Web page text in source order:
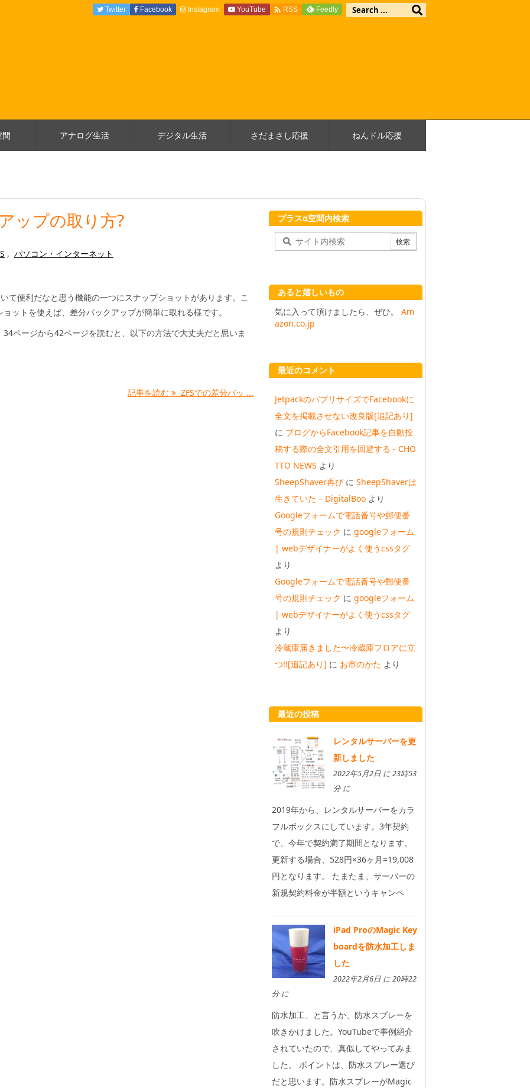
アナログ生活 デジタル生活 さだまさし応援 ねんドル応援
Twitter Facebook Instagram YouTube  RSS Feedly
ップの取り方?
, パソコン・インターネット
て便利だなと思う機能の一つにスナップショットがあります。こ
ットを使えば、差分バックアップが簡単に取れる様です。
34ページから42ページを読むと、以下の方法で大丈夫だと思いま
記事を読む ZFSでの差分バッ ...
プラスα空間内検索
あると嬉しいもの
気に入って頂けましたら、ぜひ。 Am
azon.co.jp
最近のコメント
JetpackのパブリサイズでFacebookに
全文を掲載させない改良版[追記あり]
に ブログからFacebook記事を自動投
稿する際の全文引用を回避する - CHO
TTO NEWS より
SheepShaver再び に SheepShaverは
生きていた – DigitalBoo より
Googleフォームで電話番号や郵便番
号の規則チェック に googleフォーム
| webデザイナーがよく使うcssタグ
より
Googleフォームで電話番号や郵便番
号の規則チェック に googleフォーム
| webデザイナーがよく使うcssタグ
より
冷蔵庫届きました〜冷蔵庫フロアに立
つ!![追記あり] に お市のかた より
最近の投稿
レンタルサーバーを更
新しました
2022年5月2日 に 23時53
分 に
2019年から、レンタルサーバーをカラ
フルボックスにしています。3年契約
で、今年で契約満了期間となります。
更新する場合、528円×36ヶ月=19,008
円となります。 たまたま、サーバーの
新規契約料金が半額というキャンペ
iPad ProのMagic Key
boardを防水加工しま
した
2022年2月6日 に 20時22
分 に
防水加工、と言うか、防水スプレーを
吹きかけました。YouTubeで事例紹介
されていたので、真似してやってみま
した。 ポイントは、防水スプレー選び
だと思います。防水スプレーがMagic